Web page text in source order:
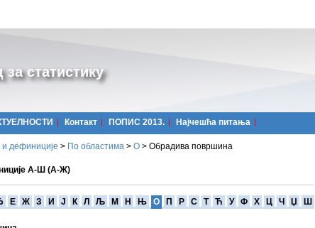
статистику
Контакт ПОПИС 2013. Најчешћa питања
и дефиниције > По областима > О > Обрадива површина
А-Ш (А-Ж)
Е Ж З И Ј К Л Љ М Н Њ О П Р С Т Ћ У Ф Х Ц Ч Џ Ш